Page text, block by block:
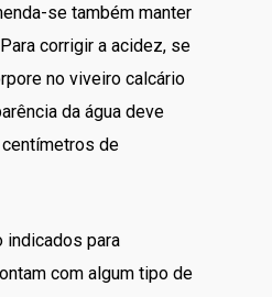
se também manter
corrigir a acidez, se
no viveiro calcário
da água deve
de
indicados para
com algum tipo de